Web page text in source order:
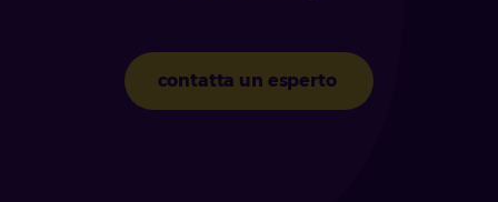
contatta un esperto